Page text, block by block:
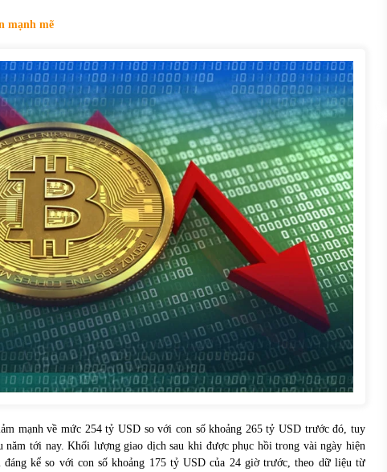
Chứng khoán ngày 12/10/2021: Top 10 cổ
phiếu nổi bật
13/10/2021
mạnh mẽ
mạnh về mức 254 tỷ USD so với con số khoảng 265 tỷ USD trước đó, tuy
năm tới nay. Khối lượng giao dịch sau khi được phục hồi trong vài ngày hiện
kể so với con số khoảng 175 tỷ USD của 24 giờ trước, theo dữ liệu từ